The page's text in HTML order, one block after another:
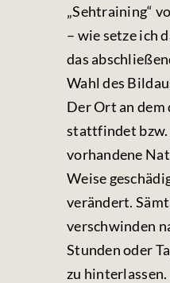
„Sehtraining“
– wie setze ich
das
Wahl des
Der Ort an dem
stattfindet bzw.
vorhandene
Weise
verändert.
verschwinden
Stunden oder
zu hinterlassen.